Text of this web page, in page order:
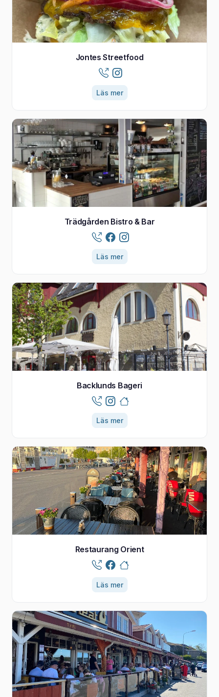
Jontes Streetfood
Läs mer
Trädgården Bistro & Bar
Läs mer
Backlunds Bageri
Läs mer
Restaurang Orient
Läs mer